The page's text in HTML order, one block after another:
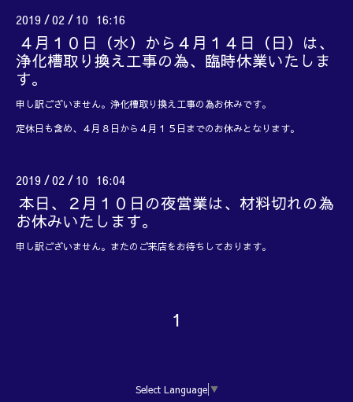
2019 /02 / 10 16:16
４月１０日（水）から４月１４日（日）は、
浄化槽取り換え工事の為、臨時休業いたしま
す。
申し訳ございません。浄化槽取り換え工事の為お休みです。
定休日も含め、４月８日から４月１５日までのお休みとなります。
2019 /02 / 10 16:04
本日、２月１０日の夜営業は、材料切れの為
お休みいたします。
申し訳ございません。またのご来店をお待ちしております。
1
Select Language ▼